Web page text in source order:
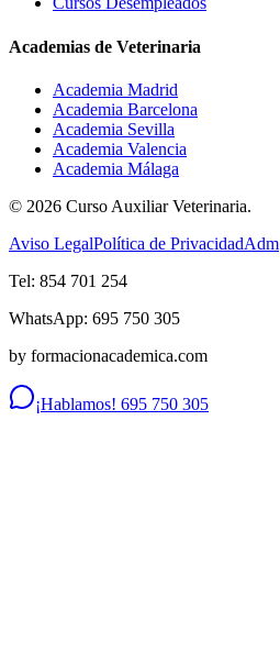
Academias de Veterinaria
Academia Madrid
Academia Barcelona
Academia Sevilla
Academia Valencia
Academia Málaga
© 2026 Curso Auxiliar Veterinaria.
Aviso LegalPolítica de PrivacidadAdm
Tel: 854 701 254
WhatsApp: 695 750 305
by formacionacademica.com
¡Hablamos! 695 750 305